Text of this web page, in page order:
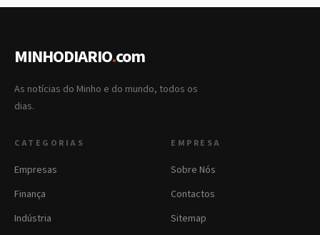
MINHODIARIO.com
As notícias do Minho e do mundo, todos os
dias.
CATEGORIAS
Empresas
Finança
Indústria
EMPRESA
Sobre Nós
Contactos
Sitemap